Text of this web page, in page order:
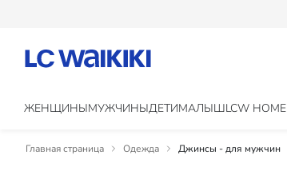
ЖЕНЩИНЫМУЖЧИНЫДЕТИМАЛЫШLCW HOME
Главная страница Одежда Джинсы - для мужчин